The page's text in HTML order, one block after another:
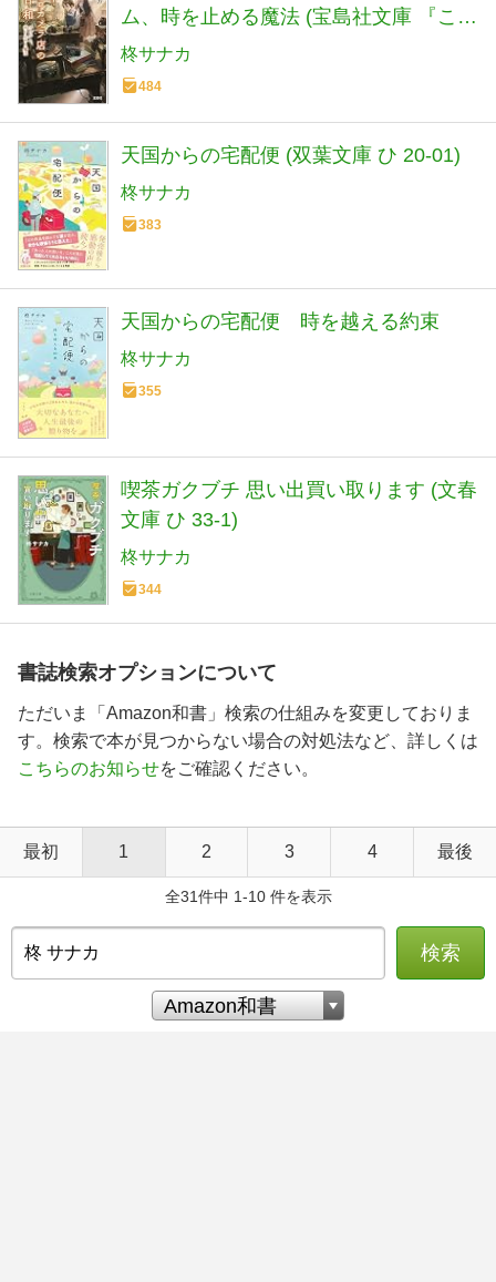
ム、時を止める魔法 (宝島社文庫 『この
ミス』大賞シリーズ)
柊サナカ
484
天国からの宅配便 (双葉文庫 ひ 20-01)
柊サナカ
383
天国からの宅配便 時を越える約束
柊サナカ
355
喫茶ガクブチ 思い出買い取ります (文春
文庫 ひ 33-1)
柊サナカ
344
書誌検索オプションについて
ただいま「Amazon和書」検索の仕組みを変更しておりま
す。検索で本が見つからない場合の対処法など、詳しくは
こちらのお知らせをご確認ください。
最初 1 2 3 4 最後
全31件中 1-10 件を表示
検索